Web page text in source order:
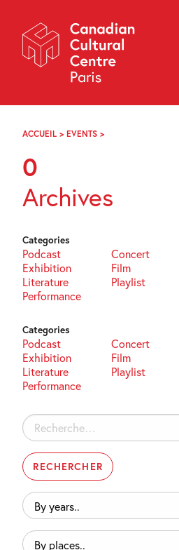
Navigation
About
Programming
Off-Site
Explore
Archives
FR
ACCUEIL > EVENTS >
0
Archives
Categories
Podcast Concert
Exhibition
Film
Literature
Playlist
Performance
Categories
Podcast Concert
Exhibition
Film
Literature
Playlist
Performance
Rechercher :
By
years..
By